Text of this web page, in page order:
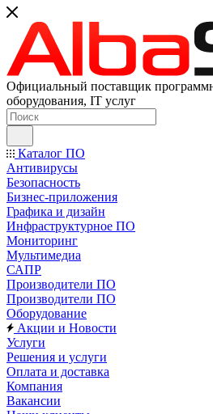
Официальный поставщик
оборудования, IT услуг
Каталог ПО
Антивирусы
Безопасность
Бизнес-приложения
Графика и дизайн
Инфраструктурное ПО
Мониторинг
Мультимедиа
САПР
Производители ПО
Производители ПО
Оборудование
Акции и Новости
Услуги
Решения и услуги
Оплата и доставка
Компания
Вакансии